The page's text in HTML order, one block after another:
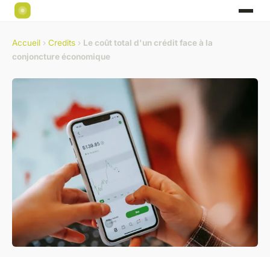
Accueil › Credits › Le coût total d'un crédit face à la
conjoncture économique